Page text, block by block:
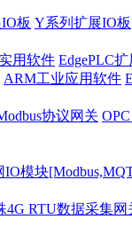
板 Y系列扩展IO板
用软件 EdgePLC
ARM工业应用软件
协议网关
模块
4G RTU数据采集网